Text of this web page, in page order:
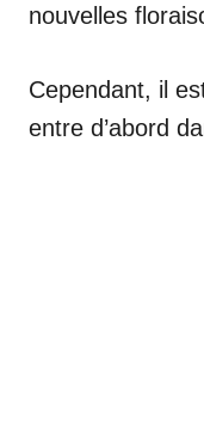
nouvelles
Cependant, il
entre d’abord